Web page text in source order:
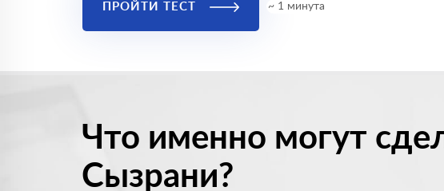
ПРОЙТИ ТЕСТ ~ 1 минута
Что именно могут
Сызрани?